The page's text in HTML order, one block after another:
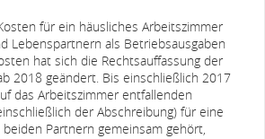
für ein häusliches Arbeitszimmer
Lebenspartnern als Betriebsausgaben
hat sich die Rechtsauffassung der
2018 geändert. Bis einschließlich 2017
das Arbeitszimmer entfallenden
der Abschreibung) für eine
Partnern gemeinsam gehört,